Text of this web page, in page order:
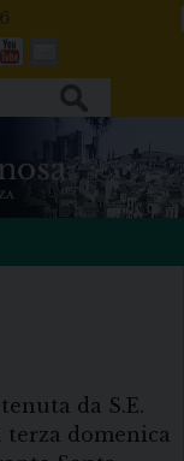
Youtube
Mail
da S.E.
terza domenica